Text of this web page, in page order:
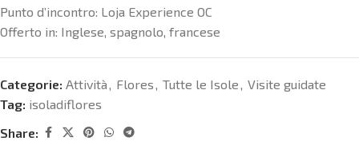
Punto d’incontro: Loja Experience OC
Offerto in: Inglese, spagnolo, francese
Categorie: Attività, Flores, Tutte le Isole, Visite guidate
Tag: isoladiflores
Share: